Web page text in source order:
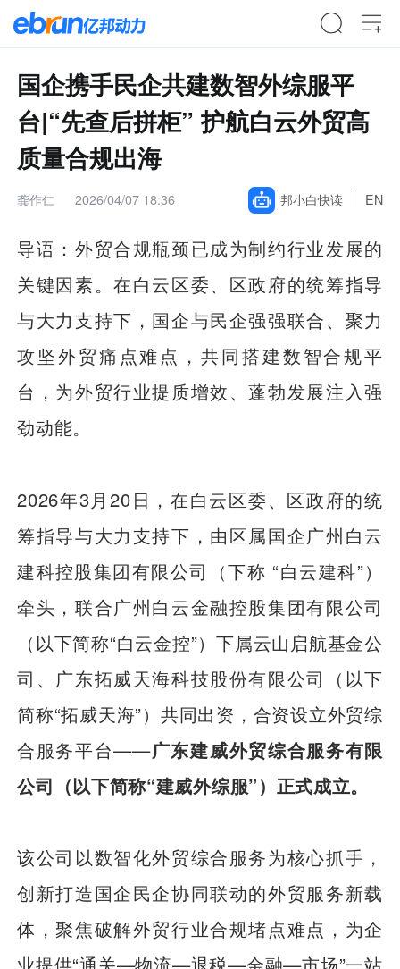
国企携手民企共建数智外综服平
台|“先查后拼柜” 护航白云外贸高
质量合规出海
龚作仁 2026/04/07 18:36 邦小白快读 EN
导语：外贸合规瓶颈已成为制约行业发展的
关键因素。在白云区委、区政府的统筹指导
与大力支持下，国企与民企强强联合、聚力
攻坚外贸痛点难点，共同搭建数智合规平
台，为外贸行业提质增效、蓬勃发展注入强
劲动能。
2026年3月20日，在白云区委、区政府的统
筹指导与大力支持下，由区属国企广州白云
建科控股集团有限公司（下称 “白云建科”）
牵头，联合广州白云金融控股集团有限公司
（以下简称“白云金控”）下属云山启航基金公
司、广东拓威天海科技股份有限公司（以下
简称“拓威天海”）共同出资，合资设立外贸综
合服务平台——广东建威外贸综合服务有限
公司（以下简称“建威外综服”）正式成立。
该公司以数智化外贸综合服务为核心抓手，
创新打造国企民企协同联动的外贸服务新载
体，聚焦破解外贸行业合规堵点难点，为企